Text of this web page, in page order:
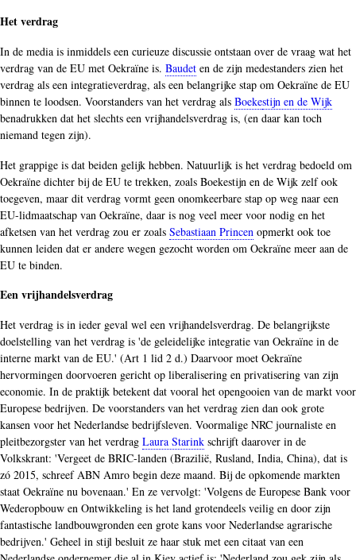
Het verdrag
In de media is inmiddels een curieuze discussie ontstaan over de vraag wat het
verdrag van de EU met Oekraïne is. Baudet en de zijn medestanders zien het
verdrag als een integratieverdrag, als een belangrijke stap om Oekraïne de EU
binnen te loodsen. Voorstanders van het verdrag als Boekestijn en de Wijk
benadrukken dat het slechts een vrijhandelsverdrag is, (en daar kan toch
niemand tegen zijn).
Het grappige is dat beiden gelijk hebben. Natuurlijk is het verdrag bedoeld om
Oekraïne dichter bij de EU te trekken, zoals Boekestijn en de Wijk zelf ook
toegeven, maar dit verdrag vormt geen onomkeerbare stap op weg naar een
EU-lidmaatschap van Oekraïne, daar is nog veel meer voor nodig en het
afketsen van het verdrag zou er zoals Sebastiaan Princen opmerkt ook toe
kunnen leiden dat er andere wegen gezocht worden om Oekraïne meer aan de
EU te binden.
Een vrijhandelsverdrag
Het verdrag is in ieder geval wel een vrijhandelsverdrag. De belangrijkste
doelstelling van het verdrag is 'de geleidelijke integratie van Oekraïne in de
interne markt van de EU.' (Art 1 lid 2 d.) Daarvoor moet Oekraïne
hervormingen doorvoeren gericht op liberalisering en privatisering van zijn
economie. In de praktijk betekent dat vooral het opengooien van de markt voor
Europese bedrijven. De voorstanders van het verdrag zien dan ook grote
kansen voor het Nederlandse bedrijfsleven. Voormalige NRC journaliste en
pleitbezorgster van het verdrag Laura Starink schrijft daarover in de
Volkskrant: 'Vergeet de BRIC-landen (Brazilië, Rusland, India, China), dat is
zó 2015, schreef ABN Amro begin deze maand. Bij de opkomende markten
staat Oekraïne nu bovenaan.' En ze vervolgt: 'Volgens de Europese Bank voor
Wederopbouw en Ontwikkeling is het land grotendeels veilig en door zijn
fantastische landbouwgronden een grote kans voor Nederlandse agrarische
bedrijven.' Geheel in stijl besluit ze haar stuk met een citaat van een